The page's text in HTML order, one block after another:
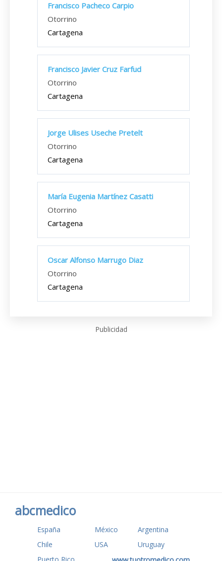
Francisco Pacheco Carpio
Otorrino
Cartagena
Francisco Javier Cruz Farfud
Otorrino
Cartagena
Jorge Ulises Useche Pretelt
Otorrino
Cartagena
María Eugenia Martínez Casatti
Otorrino
Cartagena
Oscar Alfonso Marrugo Diaz
Otorrino
Cartagena
Publicidad
abcmedico
España México
Argentina
Chile
USA
Uruguay